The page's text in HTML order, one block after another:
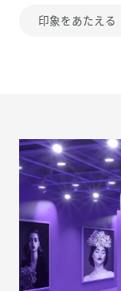
印象をあたえる